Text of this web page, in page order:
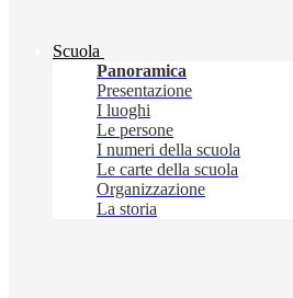
Scuola
Panoramica
Presentazione
I luoghi
Le persone
I numeri della scuola
Le carte della scuola
Organizzazione
La storia